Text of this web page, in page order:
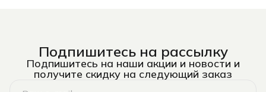
Подпишитесь на рассылку
Подпишитесь на наши акции и новости и
получите скидку на следующий заказ